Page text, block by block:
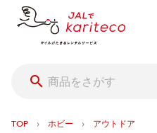
TOP › ホビー › アウトドア